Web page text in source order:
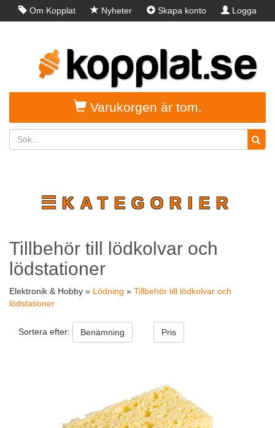
Om Kopplat Nyheter Skapa konto Logga
Varukorgen är tom.
☰KATEGORIER
Tillbehör till lödkolvar och
lödstationer
Elektronik & Hobby » Lödning » Tillbehör till lödkolvar och
lödstationer
Sortera efter: Benämning Pris